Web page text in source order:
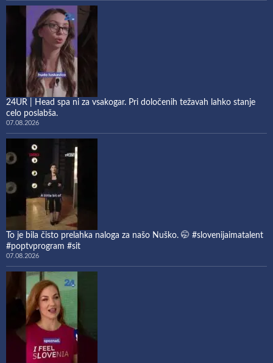
24UR | Head spa ni za vsakogar. Pri določenih težavah lahko stanje
celo poslabša.
07.08.2026
To je bila čisto prelahka naloga za našo Nuško. 🤭 #slovenijaimatalent
#poptvprogram #sit
07.08.2026